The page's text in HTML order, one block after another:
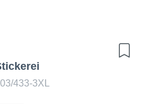
433-3XL